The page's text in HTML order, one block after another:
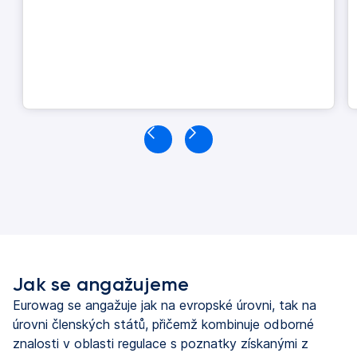
Jak se angažujeme
Eurowag se angažuje jak na evropské úrovni, tak na
úrovni členských států, přičemž kombinuje odborné
znalosti v oblasti regulace s poznatky získanými z